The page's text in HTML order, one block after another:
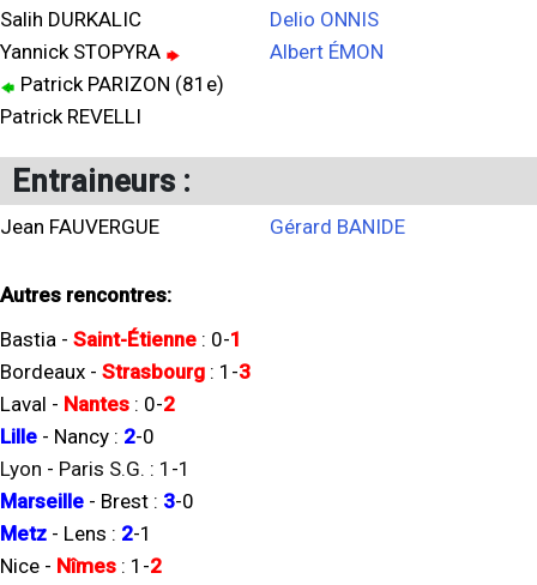
Salih DURKALIC
Yannick STOPYRA
Patrick PARIZON (81e)
Patrick REVELLI
Delio ONNIS
Albert ÉMON
Entraineurs :
Jean FAUVERGUE Gérard BANIDE
Autres rencontres:
Bastia - Saint-Étienne : 0-1
Bordeaux - Strasbourg : 1 -3
Laval - Nantes : 0-2
Lille - Nancy : 2-0
Lyon - Paris S.G. : 1 -1
Marseille - Brest : 3-0
Metz - Lens : 2-1
Nice - Nîmes : 1 -2